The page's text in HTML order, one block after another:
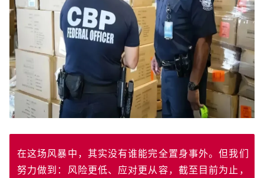
在这场风暴中，其实没有谁能完全置身事外。但我们
努力做到：风险更低、应对更从容，截至目前为止，